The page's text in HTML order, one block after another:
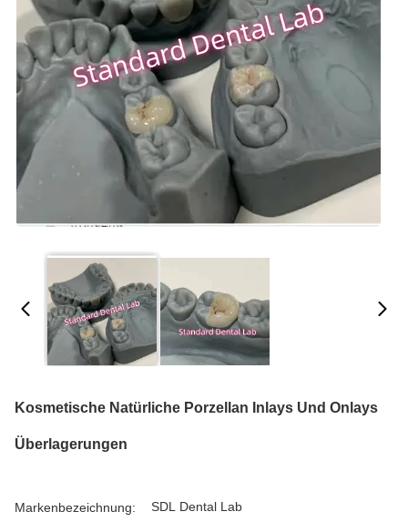
Kosmetische Natürliche Porzellan Inlays Und Onlays
Überlagerungen
Markenbezeichnung: SDL Dental Lab